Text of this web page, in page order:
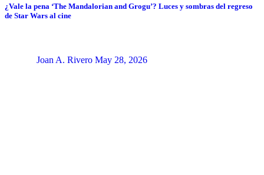
¿Vale la pena ‘The Mandalorian and Grogu’? Luces y sombras del regreso
de Star Wars al cine
Joan A. Rivero May 28, 2026